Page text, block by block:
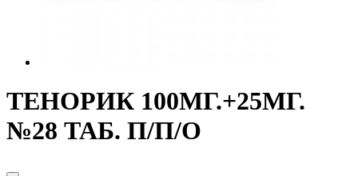
ТЕНОРИК 100МГ.+25МГ.
№28 ТАБ. П/П/О